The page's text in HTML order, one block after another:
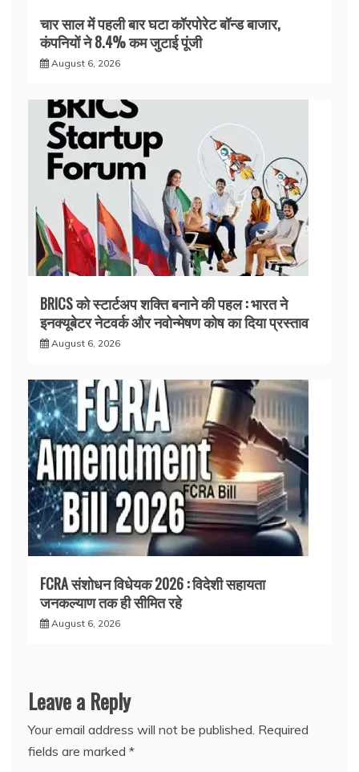
चार साल में पहली बार घटा कॉरपोरेट बॉन्ड बाजार,
कंपनियों ने 8.4% कम जुटाई पूंजी
August 6, 2026
BRICS को स्टार्टअप शक्ति बनाने की पहल : भारत ने
इनक्यूबेटर नेटवर्क और नवोन्मेषण कोष का दिया प्रस्ताव
August 6, 2026
FCRA संशोधन विधेयक 2026 : विदेशी सहायता
जनकल्याण तक ही सीमित रहे
August 6, 2026
Leave a Reply
Your email address will not be published. Required
fields are marked *